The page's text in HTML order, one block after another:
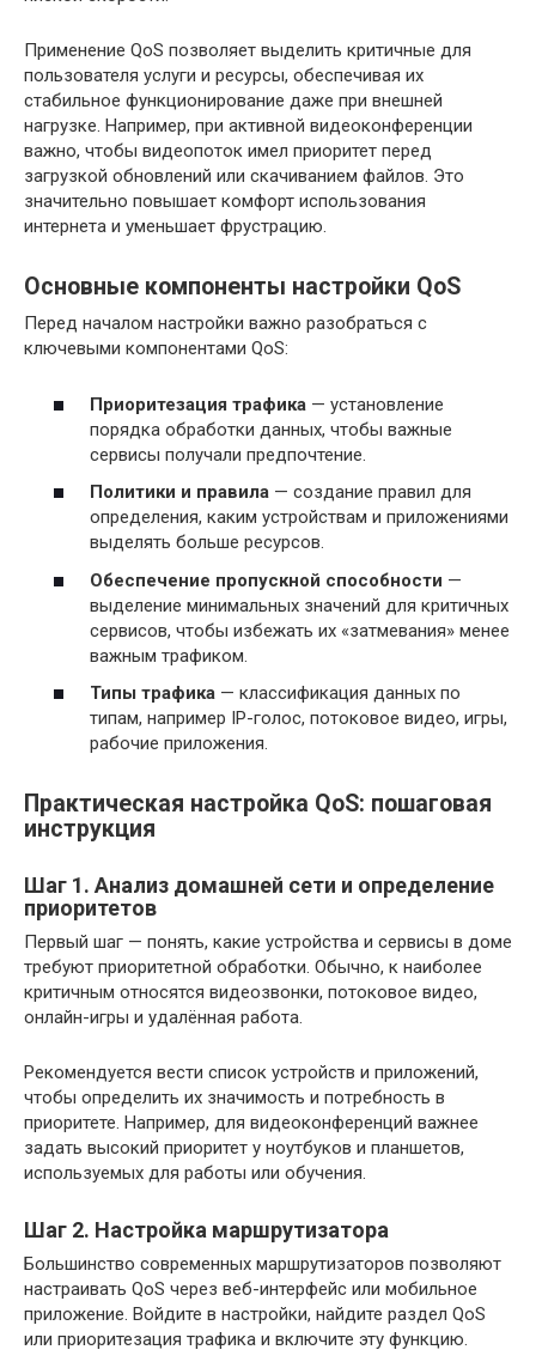
Применение QoS позволяет выделить критичные для
пользователя услуги и ресурсы, обеспечивая их
стабильное функционирование даже при внешней
нагрузке. Например, при активной видеоконференции
важно, чтобы видеопоток имел приоритет перед
загрузкой обновлений или скачиванием файлов. Это
значительно повышает комфорт использования
интернета и уменьшает фрустрацию.
Основные компоненты настройки QoS
Перед началом настройки важно разобраться с
ключевыми компонентами QoS:
Приоритезация трафика — установление
порядка обработки данных, чтобы важные
сервисы получали предпочтение.
Политики и правила — создание правил для
определения, каким устройствам и приложениями
выделять больше ресурсов.
Обеспечение пропускной способности —
выделение минимальных значений для критичных
сервисов, чтобы избежать их «затмевания» менее
важным трафиком.
Типы трафика — классификация данных по
типам, например IP-голос, потоковое видео, игры,
рабочие приложения.
Практическая настройка QoS: пошаговая
инструкция
Шаг 1. Анализ домашней сети и определение
приоритетов
Первый шаг — понять, какие устройства и сервисы в доме
требуют приоритетной обработки. Обычно, к наиболее
критичным относятся видеозвонки, потоковое видео,
онлайн-игры и удалённая работа.
Рекомендуется вести список устройств и приложений,
чтобы определить их значимость и потребность в
приоритете. Например, для видеоконференций важнее
задать высокий приоритет у ноутбуков и планшетов,
используемых для работы или обучения.
Шаг 2. Настройка маршрутизатора
Большинство современных маршрутизаторов позволяют
настраивать QoS через веб-интерфейс или мобильное
приложение. Войдите в настройки, найдите раздел QoS
или приоритезация трафика и включите эту функцию.